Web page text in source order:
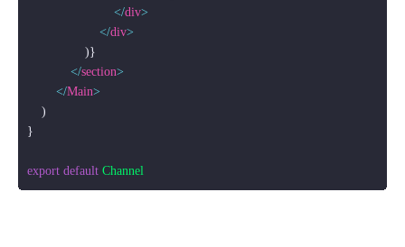
</div>
</div>
                )}
</section>
</Main>
    )
}
export default Channel